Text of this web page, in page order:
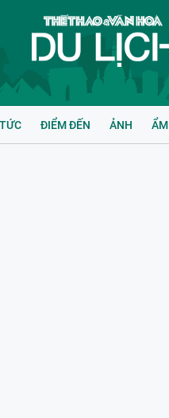
ĐIỂM ĐẾN ẢNH